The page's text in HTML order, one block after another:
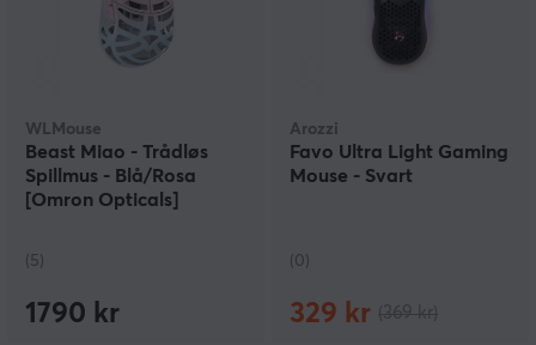
WLMouse
Beast Miao - Trådløs
Spillmus - Blå/Rosa
[Omron Opticals]
(5)
1790 kr
Arozzi
Favo Ultra Light Gaming
Mouse - Svart
(0)
329 kr